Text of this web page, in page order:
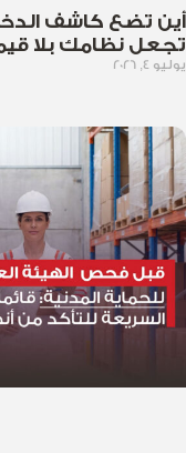
أين تضع كاشف
تجعل نظامك بلا
يوليو 4, 2026